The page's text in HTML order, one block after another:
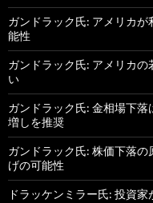
ガンドラック氏: アメリカ
能性
ガンドラック氏: アメリカ
い
ガンドラック氏: 金相場下
増しを推奨
ガンドラック氏: 株価下落
げの可能性
ドラッケンミラー氏: 投資